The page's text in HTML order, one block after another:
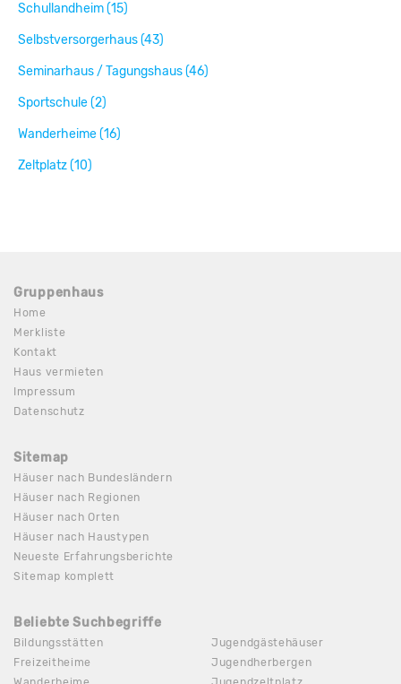
Schullandheim (15)
Selbstversorgerhaus (43)
Seminarhaus / Tagungshaus (46)
Sportschule (2)
Wanderheime (16)
Zeltplatz (10)
Gruppenhaus
Home
Merkliste
Kontakt
Haus vermieten
Impressum
Datenschutz
Sitemap
Häuser nach Bundesländern
Häuser nach Regionen
Häuser nach Orten
Häuser nach Haustypen
Neueste Erfahrungsberichte
Sitemap komplett
Beliebte Suchbegriffe
Bildungsstätten
Freizeitheime
Jugendgästehäuser
Jugendherbergen